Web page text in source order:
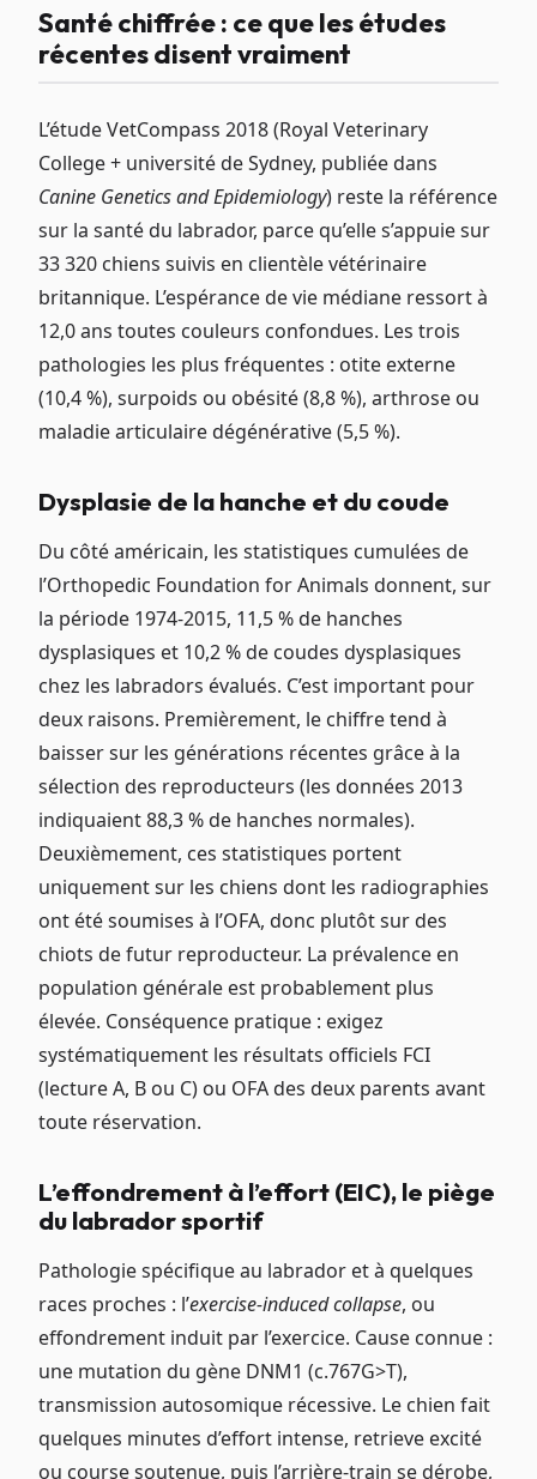
Santé chiffrée : ce que les études
récentes disent vraiment
L’étude VetCompass 2018 (Royal Veterinary
College + université de Sydney, publiée dans
Canine Genetics and Epidemiology) reste la référence
sur la santé du labrador, parce qu’elle s’appuie sur
33 320 chiens suivis en clientèle vétérinaire
britannique. L’espérance de vie médiane ressort à
12,0 ans toutes couleurs confondues. Les trois
pathologies les plus fréquentes : otite externe
(10,4 %), surpoids ou obésité (8,8 %), arthrose ou
maladie articulaire dégénérative (5,5 %).
Dysplasie de la hanche et du coude
Du côté américain, les statistiques cumulées de
l’Orthopedic Foundation for Animals donnent, sur
la période 1974-2015, 11,5 % de hanches
dysplasiques et 10,2 % de coudes dysplasiques
chez les labradors évalués. C’est important pour
deux raisons. Premièrement, le chiffre tend à
baisser sur les générations récentes grâce à la
sélection des reproducteurs (les données 2013
indiquaient 88,3 % de hanches normales).
Deuxièmement, ces statistiques portent
uniquement sur les chiens dont les radiographies
ont été soumises à l’OFA, donc plutôt sur des
chiots de futur reproducteur. La prévalence en
population générale est probablement plus
élevée. Conséquence pratique : exigez
systématiquement les résultats officiels FCI
(lecture A, B ou C) ou OFA des deux parents avant
toute réservation.
L’effondrement à l’effort (EIC), le piège
du labrador sportif
Pathologie spécifique au labrador et à quelques
races proches : l’exercise-induced collapse, ou
effondrement induit par l’exercice. Cause connue :
une mutation du gène DNM1 (c.767G>T),
transmission autosomique récessive. Le chien fait
quelques minutes d’effort intense, retrieve excité
ou course soutenue, puis l’arrière-train se dérobe,